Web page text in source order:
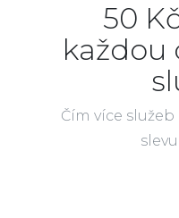
50
každou
Čím více